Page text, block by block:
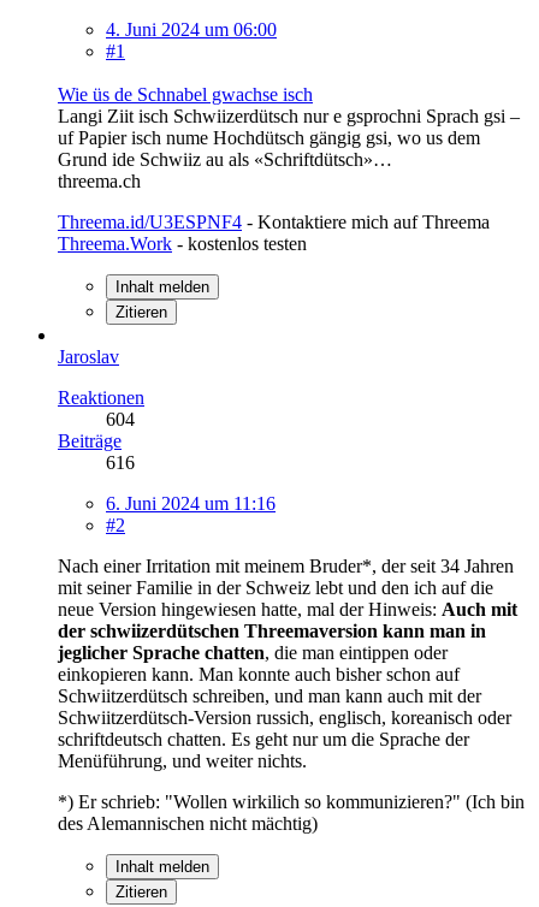
4. Juni 2024 um 06:00
#1
Wie üs de Schnabel gwachse isch
Langi Ziit isch Schwiizerdütsch nur e gsprochni Sprach gsi –
uf Papier isch nume Hochdütsch gängig gsi, wo us dem
Grund ide Schwiiz au als «Schriftdütsch»…
threema.ch
Threema.id/U3ESPNF4 - Kontaktiere mich auf Threema
Threema.Work - kostenlos testen
Inhalt melden
Zitieren
Jaroslav
Reaktionen
604
Beiträge
616
6. Juni 2024 um 11:16
#2
Nach einer Irritation mit meinem Bruder*, der seit 34 Jahren
mit seiner Familie in der Schweiz lebt und den ich auf die
neue Version hingewiesen hatte, mal der Hinweis: Auch mit
der schwiizerdütschen Threemaversion kann man in
jeglicher Sprache chatten, die man eintippen oder
einkopieren kann. Man konnte auch bisher schon auf
Schwiitzerdütsch schreiben, und man kann auch mit der
Schwiitzerdütsch-Version russich, englisch, koreanisch oder
schriftdeutsch chatten. Es geht nur um die Sprache der
Menüführung, und weiter nichts.
*) Er schrieb: "Wollen wirkilich so kommunizieren?" (Ich bin
des Alemannischen nicht mächtig)
Inhalt melden
Zitieren